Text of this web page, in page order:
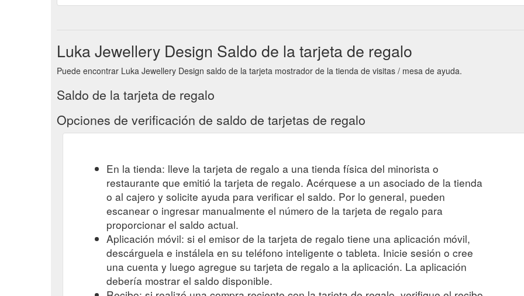
Luka Jewellery Design Saldo de la tarjeta de regalo
Puede encontrar Luka Jewellery Design saldo de la tarjeta mostrador de la tienda de visitas / mesa de ayuda.
Saldo de la tarjeta de regalo
Opciones de verificación de saldo de tarjetas de regalo
En la tienda: lleve la tarjeta de regalo a una tienda física del minorista o
restaurante que emitió la tarjeta de regalo. Acérquese a un asociado de la tienda
o al cajero y solicite ayuda para verificar el saldo. Por lo general, pueden
escanear o ingresar manualmente el número de la tarjeta de regalo para
proporcionar el saldo actual.
Aplicación móvil: si el emisor de la tarjeta de regalo tiene una aplicación móvil,
descárguela e instálela en su teléfono inteligente o tableta. Inicie sesión o cree
una cuenta y luego agregue su tarjeta de regalo a la aplicación. La aplicación
debería mostrar el saldo disponible.